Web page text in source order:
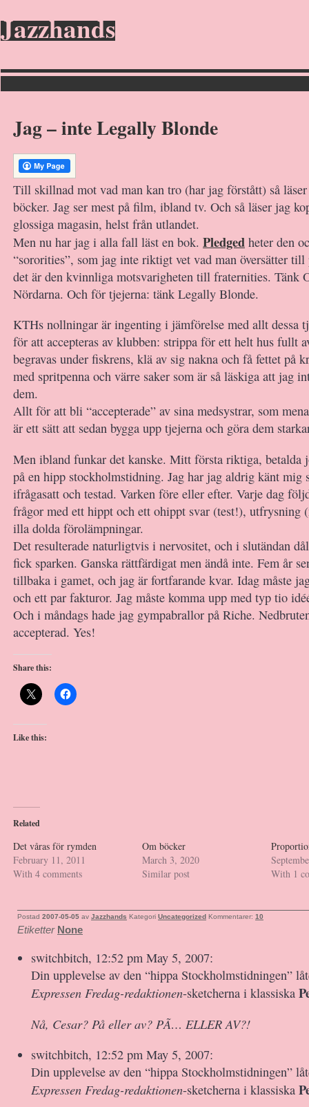
Jazzhands
Jag – inte Legally Blonde
Till skillnad mot vad man kan tro (har jag förstått) så
böcker. Jag ser mest på film, ibland tv. Och så läser jag
glossiga magasin, helst från utlandet.
Men nu har jag i alla fall läst en bok. Pledged heter den
“sororities”, som jag inte riktigt vet vad man översätter till
det är den kvinnliga motsvarigheten till fraternities. Tänk
Nördarna. Och för tjejerna: tänk Legally Blonde.
KTHs nollningar är ingenting i jämförelse med allt dessa
för att accepteras av klubben: strippa för ett helt hus fullt
begravas under fiskrens, klä av sig nakna och få fettet på
med spritpenna och värre saker som är så läskiga att jag
dem.
Allt för att bli “accepterade” av sina medsystrar, som
är ett sätt att sedan bygga upp tjejerna och göra dem
Men ibland funkar det kanske. Mitt första riktiga, betalda
på en hipp stockholmstidning. Jag har jag aldrig känt mig
ifrågasatt och testad. Varken före eller efter. Varje dag
frågor med ett hippt och ett ohippt svar (test!), utfrysning
illa dolda förolämpningar.
Det resulterade naturligtvis i nervositet, och i slutändan
fick sparken. Ganska rättfärdigat men ändå inte. Fem år
tillbaka i gamet, och jag är fortfarande kvar. Idag måste
och ett par fakturor. Jag måste komma upp med typ tio
Och i måndags hade jag gympabrallor på Riche.
accepterad. Yes!
Share this:
Like this:
Related
Det våras för rymden
February 11, 2011
With 4 comments
Om böcker
March 3, 2020
Similar post
With 1
Postad 2007-05-05 av Jazzhands Kategori Uncategorized Kommentarer: 10
Etiketter None
switchbitch, 12:52 pm May 5, 2007:
Din upplevelse av den “hippa Stockholmstidningen”
Expressen Fredag-redaktionen-sketcherna i klassiska
Nå, Cesar? På eller av? PÃ… ELLER AV?!
switchbitch, 12:52 pm May 5, 2007:
Din upplevelse av den “hippa Stockholmstidningen”
Expressen Fredag-redaktionen-sketcherna i klassiska